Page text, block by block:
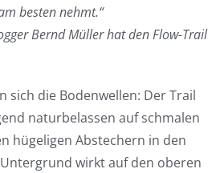
besten nehmt.“
Bernd Müller hat den Flow-Trail
sich die Bodenwellen: Der Trail
naturbelassen auf schmalen
hügeligen Abstechern in den
wirkt auf den oberen